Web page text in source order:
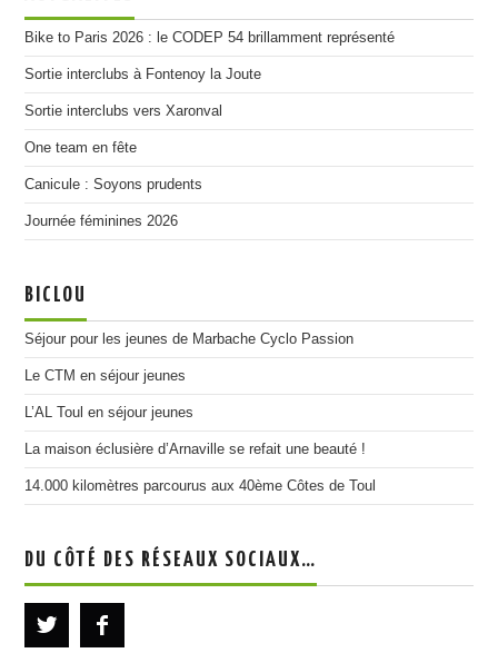
Bike to Paris 2026 : le CODEP 54 brillamment représenté
Sortie interclubs à Fontenoy la Joute
Sortie interclubs vers Xaronval
One team en fête
Canicule : Soyons prudents
Journée féminines 2026
BICLOU
Séjour pour les jeunes de Marbache Cyclo Passion
Le CTM en séjour jeunes
L’AL Toul en séjour jeunes
La maison éclusière d’Arnaville se refait une beauté !
14.000 kilomètres parcourus aux 40ème Côtes de Toul
DU CÔTÉ DES RÉSEAUX SOCIAUX…